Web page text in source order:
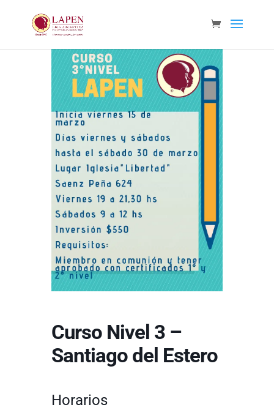
Curso Nivel 3 –
Santiago del Estero
Horarios